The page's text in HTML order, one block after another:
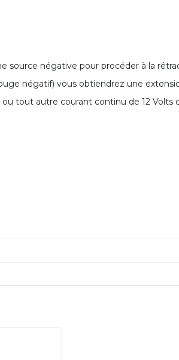
source négative pour procéder à la
négatif) vous obtiendrez une
tout autre courant continu de 12 Volts